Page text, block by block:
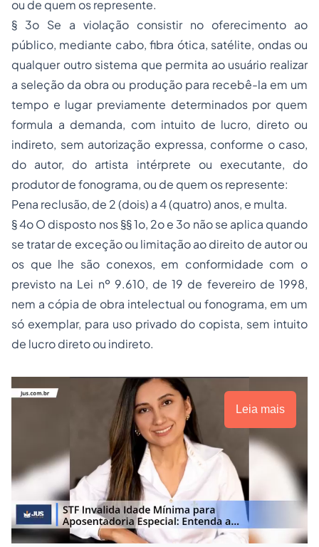
ou de quem os represente.
§ 3o Se a violação consistir no oferecimento ao
público, mediante cabo, fibra ótica, satélite, ondas ou
qualquer outro sistema que permita ao usuário realizar
a seleção da obra ou produção para recebê-la em um
tempo e lugar previamente determinados por quem
formula a demanda, com intuito de lucro, direto ou
indireto, sem autorização expressa, conforme o caso,
do autor, do artista intérprete ou executante, do
produtor de fonograma, ou de quem os represente:
Pena reclusão, de 2 (dois) a 4 (quatro) anos, e multa.
§ 4o O disposto nos §§ 1o, 2o e 3o não se aplica quando
se tratar de exceção ou limitação ao direito de autor ou
os que lhe são conexos, em conformidade com o
previsto na Lei nº 9.610, de 19 de fevereiro de 1998,
nem a cópia de obra intelectual ou fonograma, em um
só exemplar, para uso privado do copista, sem intuito
de lucro direto ou indireto.
Leia mais